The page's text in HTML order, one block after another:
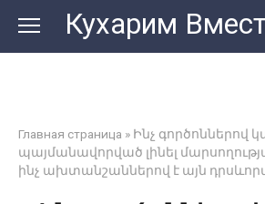
контенту
Кухарим
Главная страница » Ինչ գործոններով
պայմանավորված լինել
ինչ ախտանշաններով է այն